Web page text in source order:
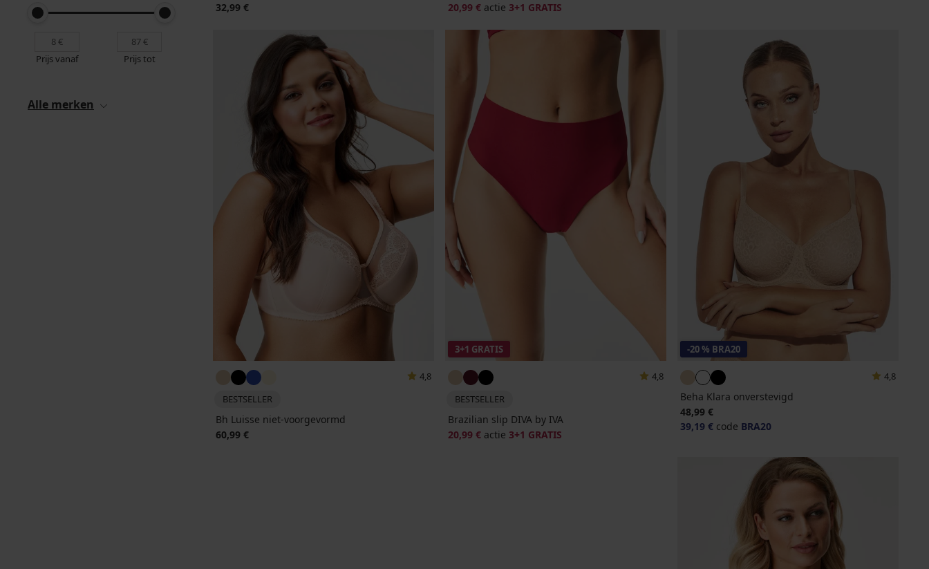
Prijs vanaf Prijs tot
Alle merken
32,99 €
20,99 € actie 3+1 GRATIS
4,8
BESTSELLER
Bh Luisse niet-voorgevormd
60,99 €
3+1 GRATIS
4,8
BESTSELLER
Brazilian slip DIVA by IVA
20,99 € actie 3+1 GRATIS
-20 % BRA20
4,8
Beha Klara onverstevigd
48,99 €
39,19 €code BRA20